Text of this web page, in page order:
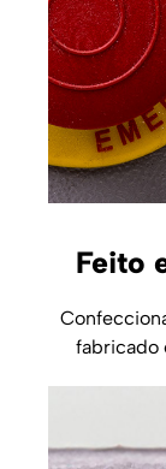
Feito
fabricado